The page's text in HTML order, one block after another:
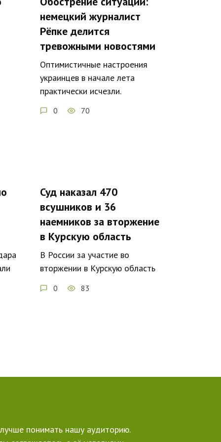
немецкий журналист
Рёпке делится
тревожными новостями
Оптимистичные настроения
украинцев в начале лета
практически исчезли.
0 70
Суд наказал 470
всушников и 36
наемников за вторжение
в Курскую область
В России за участие во
вторжении в Курскую область
0 83
понимать нашу аудиторию.